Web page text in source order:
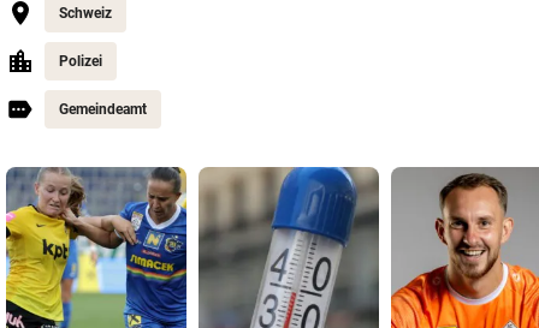
Schweiz
Polizei
Gemeindeamt